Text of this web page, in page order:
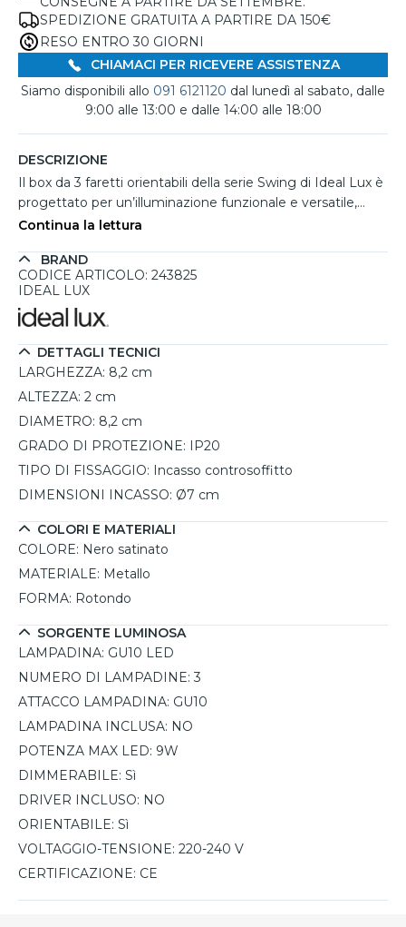
SPEDIZIONE GRATUITA A PARTIRE DA 150€
RESO ENTRO 30 GIORNI
CHIAMACI PER RICEVERE ASSISTENZA
Siamo disponibili allo 091 6121120 dal lunedì al sabato, dalle
9:00 alle 13:00 e dalle 14:00 alle 18:00
DESCRIZIONE
Il box da 3 faretti orientabili della serie Swing di Ideal Lux è
progettato per un’illuminazione funzionale e versatile,
perfetto per controsoffitti in cartongesso in ambienti
è realizzato in metallo nero satinato e dotato di una
parabola ottica orientabile per dirigere la luce secondo le
LED intercambiabili fino a 9W, acquistabili separatamente.
Facile da installare, si collega direttamente alla rete
elettrica senza necessità di driver. Ideale per camere,
salotti, cucine o uffici, offre un design moderno e una
distribuzione luminosa personalizzabile.
Continua la lettura
BRAND
CODICE ARTICOLO: 243825
IDEAL LUX
DETTAGLI TECNICI
LARGHEZZA: 8,2 cm
ALTEZZA: 2 cm
DIAMETRO: 8,2 cm
GRADO DI PROTEZIONE: IP20
TIPO DI FISSAGGIO: Incasso controsoffitto
DIMENSIONI INCASSO: Ø7 cm
COLORI E MATERIALI
COLORE: Nero satinato
MATERIALE: Metallo
FORMA: Rotondo
SORGENTE LUMINOSA
LAMPADINA: GU10 LED
NUMERO DI LAMPADINE: 3
ATTACCO LAMPADINA: GU10
LAMPADINA INCLUSA: NO
POTENZA MAX LED: 9W
DIMMERABILE: Sì
DRIVER INCLUSO: NO
ORIENTABILE: Sì
VOLTAGGIO-TENSIONE: 220-240 V
CERTIFICAZIONE: CE